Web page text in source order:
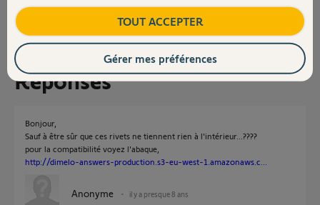
Participer au fil de discussion
Réponses
Bonjour,
Sauf à être sûr que ces rivets ne tiennent rien à l'intérieur...????
pour la compatibilité voyez l'abaque,
http://dimelo-answers-production.s3-eu-west-1.amazonaws.c...
Anonyme il y a presque 8 ans
TOUT ACCEPTER
Gérer mes préférences